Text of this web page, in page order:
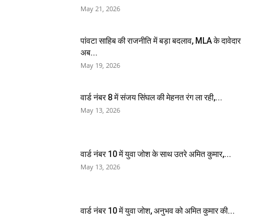
May 21, 2026
पांवटा साहिब की राजनीति में बड़ा बदलाव, MLA के दावेदार
अब...
May 19, 2026
वार्ड नंबर 8 में संजय सिंघल की मेहनत रंग ला रही,...
May 13, 2026
वार्ड नंबर 10 में युवा जोश के साथ उतरे अमित कुमार,...
May 13, 2026
वार्ड नंबर 10 में युवा जोश, अनुभव को अमित कुमार की...